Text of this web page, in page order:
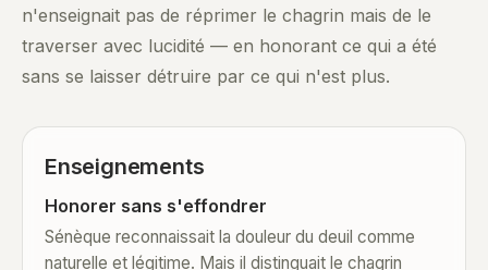
n'enseignait pas de réprimer le chagrin mais de le
traverser avec lucidité — en honorant ce qui a été
sans se laisser détruire par ce qui n'est plus.
Enseignements
Honorer sans s'effondrer
Sénèque reconnaissait la douleur du deuil comme
naturelle et légitime. Mais il distinguait le chagrin